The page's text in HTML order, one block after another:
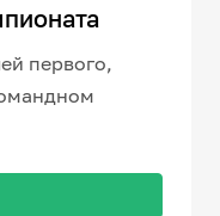
первого,